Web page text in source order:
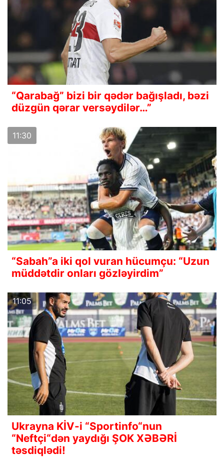
“Qarabağ” bizi bir qədər bağışladı, bəzi
düzgün qərar versəydilər…”
11:30
“Sabah”a iki qol vuran hücumçu: “Uzun
müddətdir onları gözləyirdim”
11:05
Ukrayna KİV-i “Sportinfo“nun
“Neftçi“dən yaydığı ŞOK XƏBƏRİ
təsdiqlədi!